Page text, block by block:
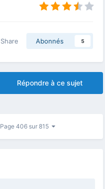
Share Abonnés 5
Répondre à ce sujet
Page 406 sur 815